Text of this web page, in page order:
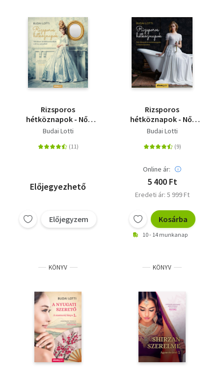
Rizsporos
hétköznapok - Női
divat- és
19. századból
Budai Lotti
Előjegyezhető
Előjegyzem
Rizsporos
hétköznapok - Női
életutak és
történelemben
Budai Lotti
Online ár:
5 400 Ft
Eredeti ár: 5 999 Ft
Kosárba
10 - 14 munkanap
KÖNYV KÖNYV